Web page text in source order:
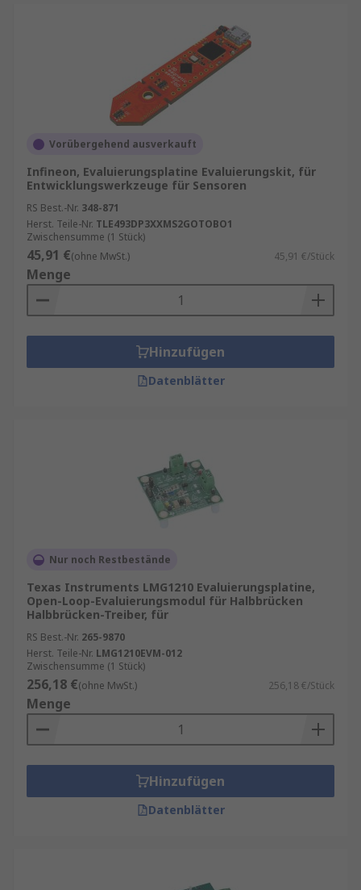
Vorübergehend ausverkauft
Infineon, Evaluierungsplatine Evaluierungskit, für
Entwicklungswerkzeuge für Sensoren
RS Best.-Nr. 348-871
Herst. Teile-Nr. TLE493DP3XXMS2GOTOBO1
Zwischensumme (1 Stück)
45,91 €(ohne MwSt.) 45,91 €/Stück
Menge
Hinzufügen
Datenblätter
Nur noch Restbestände
Texas Instruments LMG1210 Evaluierungsplatine,
Open-Loop-Evaluierungsmodul für Halbbrücken
Halbbrücken-Treiber, für
RS Best.-Nr. 265-9870
Herst. Teile-Nr. LMG1210EVM-012
Zwischensumme (1 Stück)
256,18 €(ohne MwSt.) 256,18 €/Stück
Menge
Hinzufügen
Datenblätter